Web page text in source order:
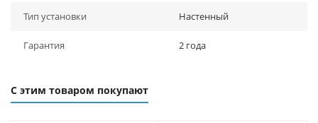
Тип установки Настенный
Гарантия 2 года
С этим товаром покупают